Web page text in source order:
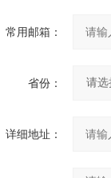
常用邮箱：
省份：
详细地址：